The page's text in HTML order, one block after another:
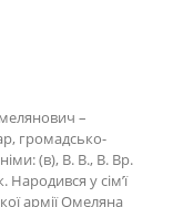
–
громадсько-
(в), В. В., В. Вр.
у сім’ї
армії Омеляна